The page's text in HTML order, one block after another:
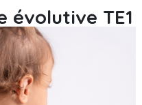
évolutive TE1